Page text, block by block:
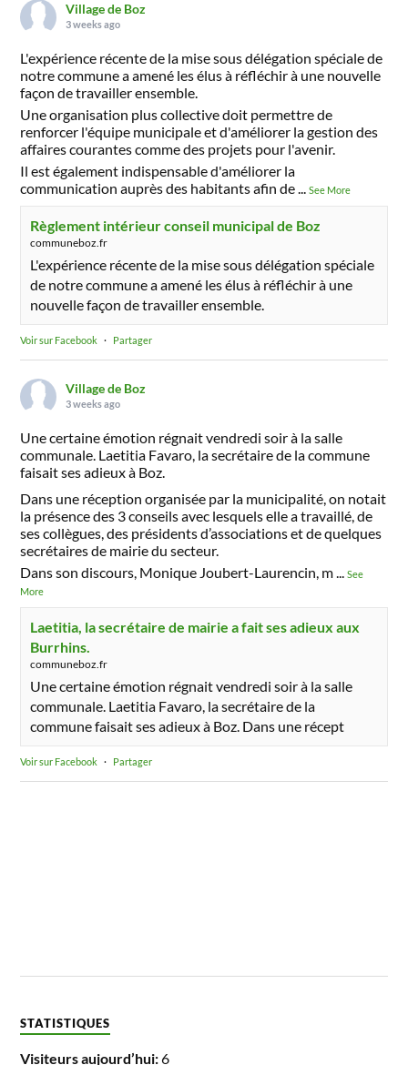
Village de Boz
3 weeks ago
L'expérience récente de la mise sous délégation spéciale de
notre commune a amené les élus à réfléchir à une nouvelle
façon de travailler ensemble.
Une organisation plus collective doit permettre de
renforcer l'équipe municipale et d'améliorer la gestion des
affaires courantes comme des projets pour l'avenir.
Il est également indispensable d'améliorer la
communication auprès des habitants afin de...See More
Règlement intérieur conseil municipal de Boz
communeboz.fr
L'expérience récente de la mise sous délégation spéciale
de notre commune a amené les élus à réfléchir à une
nouvelle façon de travailler ensemble.
Voir sur Facebook · Partager
Village de Boz
3 weeks ago
Une certaine émotion régnait vendredi soir à la salle
communale. Laetitia Favaro, la secrétaire de la commune
faisait ses adieux à Boz.
Dans une réception organisée par la municipalité, on notait
la présence des 3 conseils avec lesquels elle a travaillé, de
ses collègues, des présidents d’associations et de quelques
secrétaires de mairie du secteur.
Dans son discours, Monique Joubert-Laurencin, m...See
More
Laetitia, la secrétaire de mairie a fait ses adieux aux
Burrhins.
communeboz.fr
Une certaine émotion régnait vendredi soir à la salle
communale. Laetitia Favaro, la secrétaire de la
commune faisait ses adieux à Boz. Dans une récept
Voir sur Facebook · Partager
STATISTIQUES
Visiteurs aujourd’hui:6